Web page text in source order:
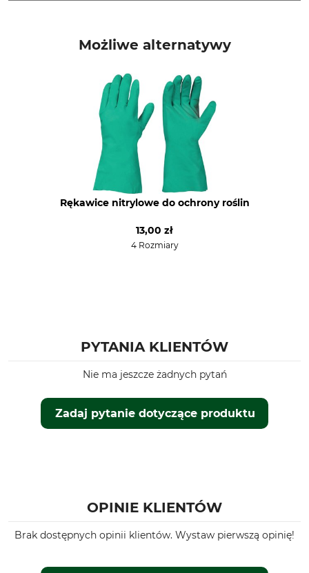
Nazwa modelu
ChemFlex
Rozmiar rękawicy
10
Możliwe alternatywy
Rękawice nitrylowe do ochrony roślin
13,00 zł
4 Rozmiary
PYTANIA KLIENTÓW
Zadaj pytanie dotyczące produktu
Nie ma jeszcze żadnych pytań
OPINIE KLIENTÓW
Brak dostępnych opinii klientów. Wystaw pierwszą opinię!